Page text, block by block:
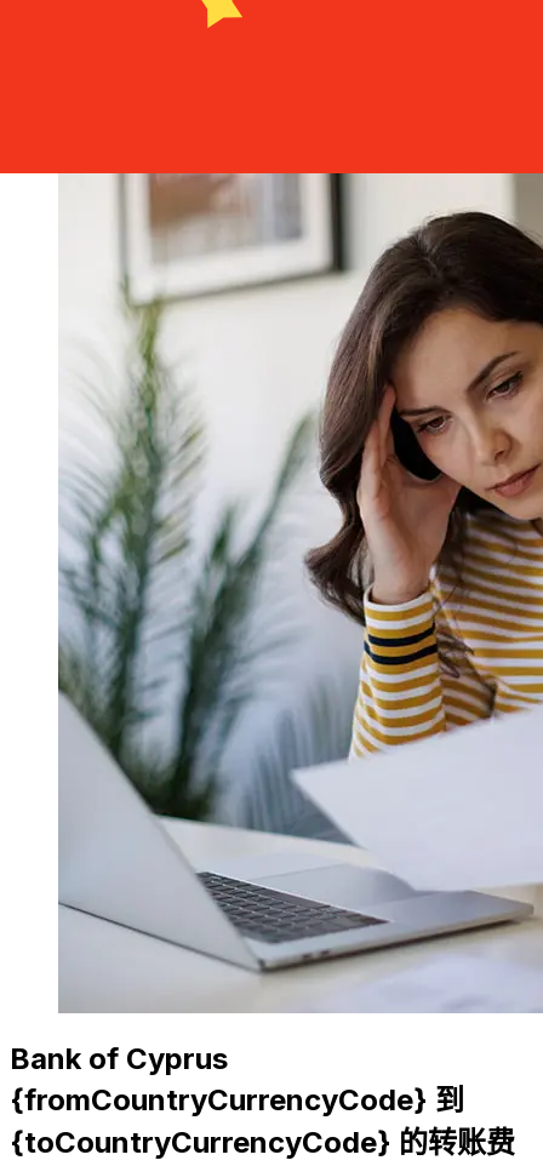
使用Bank of Cyprus 从欧元成员国 转至中国 的国际转账的
Bank of Cyprus
{fromCountryCurrencyCode} 到
{toCountryCurrencyCode} 的转账费